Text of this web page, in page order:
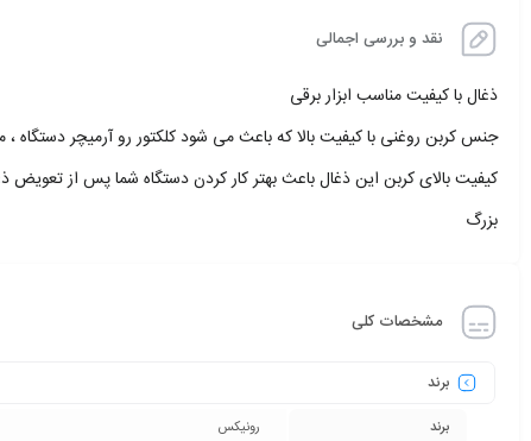
نقد و بررسی اجمالی
ذغال با کیفیت مناسب ابزار برقی
جنس کربن روغنی با کیفیت بالا که باعث می شود کلکتور رو آرمیچر دستگاه
کیفیت بالای کربن این ذغال باعث بهتر کار کردن دستگاه شما پس از
بزرگ
مشخصات کلی
برند
برند
رونیکس